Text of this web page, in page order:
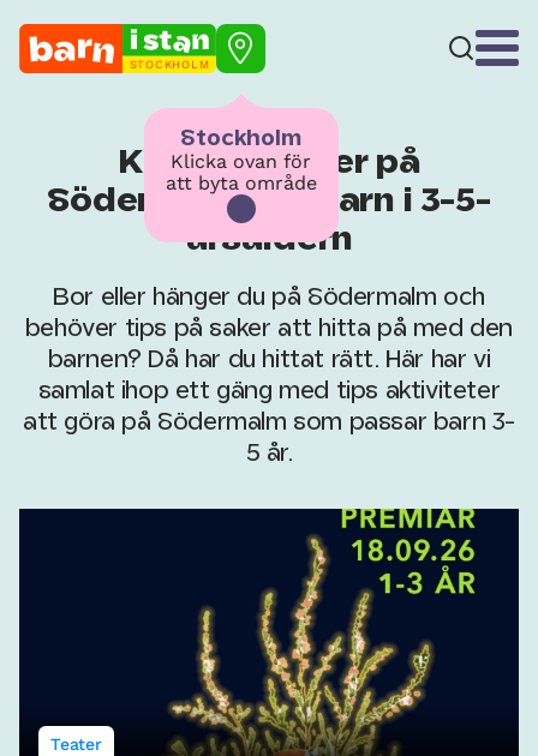
STOCKHOLM
Stockholm
Klicka ovan för
att byta område
Kul aktiviteter på
Södermalm för barn i 3-5-
årsåldern
Bor eller hänger du på Södermalm och
behöver tips på saker att hitta på med den
barnen? Då har du hittat rätt. Här har vi
samlat ihop ett gäng med tips aktiviteter
att göra på Södermalm som passar barn 3-
5 år.
Teater